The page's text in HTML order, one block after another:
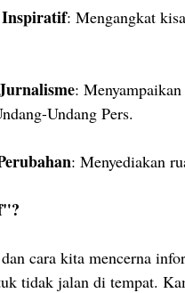
: Mengangkat
:
Undang Pers.
: Menyediakan
cara kita mencerna
tidak jalan di tempat.